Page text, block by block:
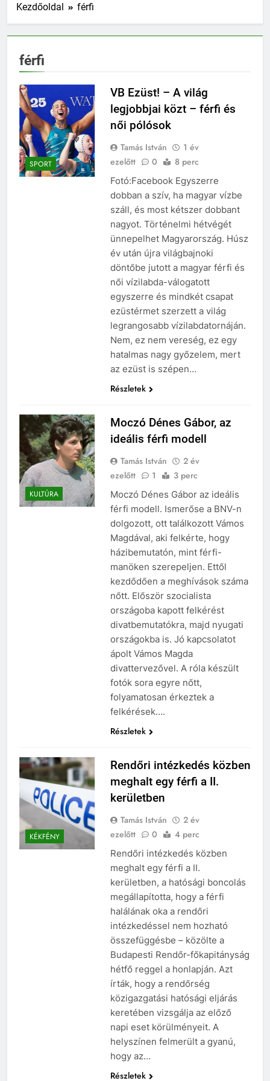
Kezdőoldal férfi
férfi
SPORT
VB Ezüst! – A világ
legjobbjai közt – férfi és
női pólósok
Tamás István
1 év
ezelőtt
0 8 perc
Fotó:Facebook Egyszerre
dobban a szív, ha magyar vízbe
száll, és most kétszer dobbant
nagyot. Történelmi hétvégét
ünnepelhet Magyarország. Húsz
év után újra világbajnoki
döntőbe jutott a magyar férfi és
női vízilabda-válogatott
egyszerre és mindkét csapat
ezüstérmet szerzett a világ
legrangosabb vízilabdatornáján.
Nem, ez nem vereség, ez egy
hatalmas nagy győzelem, mert
az ezüst is szépen…
Részletek
KULTÚRA
Moczó Dénes Gábor, az
ideális férfi modell
Tamás István
2 év
ezelőtt
1 3 perc
Moczó Dénes Gábor az ideális
férfi modell. Ismerőse a BNV-n
dolgozott, ott találkozott Vámos
Magdával, aki felkérte, hogy
házibemutatón, mint férfi-
manöken szerepeljen. Ettől
kezdődően a meghívások száma
nőtt. Először szocialista
országoba kapott felkérést
divatbemutatókra, majd nyugati
országokba is. Jó kapcsolatot
ápolt Vámos Magda
divattervezővel. A róla készült
fotók sora egyre nőtt,
folyamatosan érkeztek a
felkérések….
Részletek
KÉKFÉNY
Rendőri intézkedés közben
meghalt egy férfi a II.
kerületben
Tamás István
2 év
ezelőtt
0 4 perc
Rendőri intézkedés közben
meghalt egy férfi a II.
kerületben, a hatósági boncolás
megállapította, hogy a férfi
halálának oka a rendőri
intézkedéssel nem hozható
összefüggésbe – közölte a
Budapesti Rendőr-főkapitányság
hétfő reggel a honlapján. Azt
írták, hogy a rendőrség
közigazgatási hatósági eljárás
keretében vizsgálja az előző
napi eset körülményeit. A
helyszínen felmerült a gyanú,
hogy az…
Részletek